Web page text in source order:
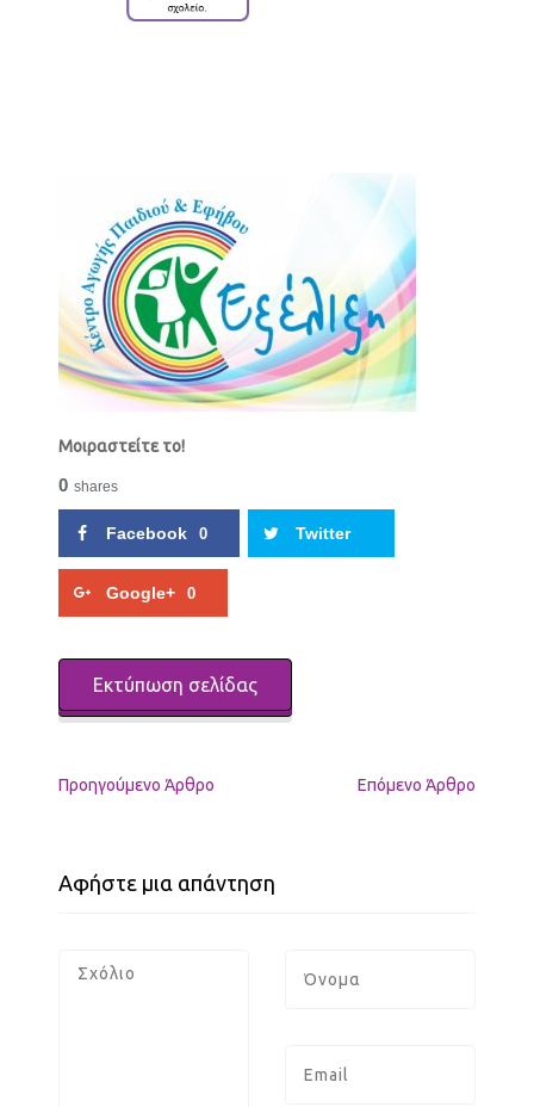
Μοιραστείτε το!
0 shares
Facebook 0 Twitter
Google+ 0
Εκτύπωση σελίδας
Προηγούμενo Άρθρο Επόμενο Άρθρο
Αφήστε μια απάντηση